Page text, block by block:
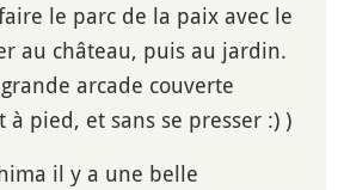
le parc de la paix avec le
au château, puis au jardin.
arcade couverte
à pied, et sans se presser :) )
il y a une belle